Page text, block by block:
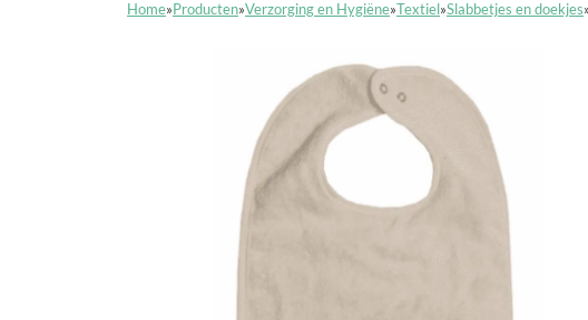
Home» Producten»Verzorging en Hygiëne»Textiel »Slabbetjes en doekjes»